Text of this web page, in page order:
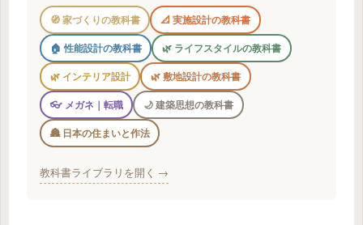
🧭 家づくりの教科書 📐 実施設計の教科書
🏠 性能設計の教科書 🌿 ライフスタイルの教科書
🌿 インテリア設計 🌿 敷地設計の教科書
👓 メガネ｜転職 🌙 建築思想の教科書
🏯 日本の住まいと作法
教科書ライブラリを開く →